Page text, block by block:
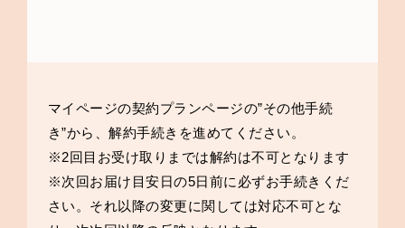
マイページの契約プランページの”その他手続
き”から、解約手続きを進めてください。
※2回目お受け取りまでは解約は不可となります
※次回お届け目安日の5日前に必ずお手続きくだ
さい。それ以降の変更に関しては対応不可とな